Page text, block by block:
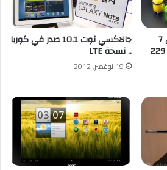
الجيل الثاني من تابلت نكزس 7
الشهر القادم بسعر يبدا من 229
جالاكسي نوت 10.1 صدر في كوريا
.. نسخة LTE
19 نوفمبر, 2012